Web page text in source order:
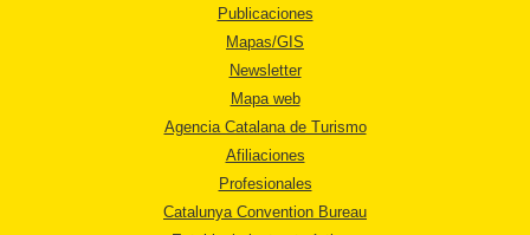
Publicaciones
Mapas/GIS
Newsletter
Mapa web
Agencia Catalana de Turismo
Afiliaciones
Profesionales
Catalunya Convention Bureau